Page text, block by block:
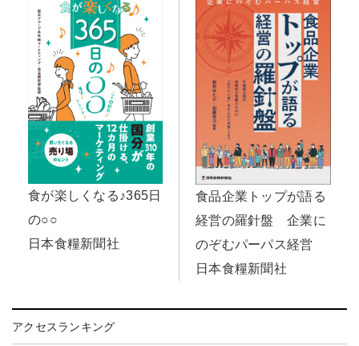
食が楽しくなる♪365日
の○○
日本食糧新聞社
食品企業トップが語る
経営の羅針盤 企業に
のぞむパーパス経営
日本食糧新聞社
アクセスランキング